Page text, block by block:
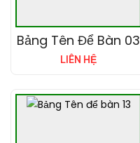
Bảng Tên Để Bàn 03
LIÊN HỆ